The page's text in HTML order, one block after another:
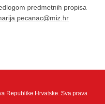
predmetnih propisa
Republike Hrvatske. Sva prava